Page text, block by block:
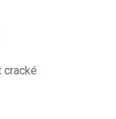
cracké